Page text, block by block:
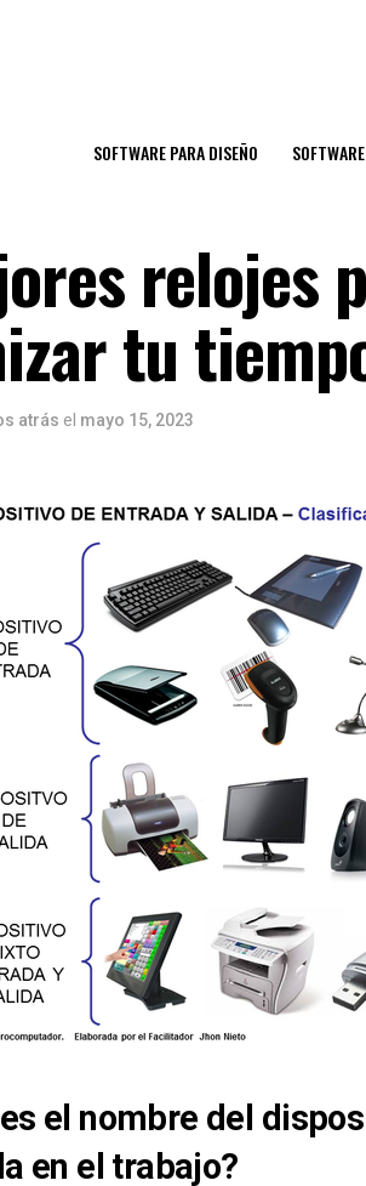
SOFTWARE PARA DISEÑO
relojes
tu
atrás el mayo 15, 2023
el nombre del
en el trabajo?